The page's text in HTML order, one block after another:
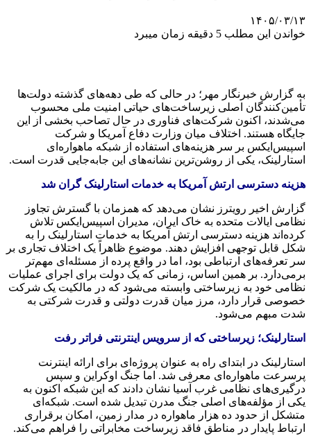
۱۴۰۵/۰۳/۱۳
خواندن این مطلب 5 دقیقه زمان میبرد
به گزارش خبرنگار مهر؛ در حالی که طی دهه‌های گذشته دولت‌ها
تأمین‌کنندگان اصلی زیرساخت‌های حیاتی امنیت ملی محسوب
می‌شدند، اکنون شرکت‌های فناوری در حال تصاحب بخشی از این
جایگاه هستند. اختلاف میان وزارت دفاع آمریکا و شرکت
اسپیس‌ایکس بر سر هزینه‌های استفاده از شبکه ماهواره‌ای
استارلینک، یکی از روشن‌ترین نشانه‌های این جابه‌جایی قدرت است.
هزینه دسترسی ارتش آمریکا به خدمات استارلینک گران شد
گزارش اخیر رویترز نشان می‌دهد که همزمان با گسترش تجاوز
نظامی ایالات متحده به خاک ایران، مدیران اسپیس‌ایکس تلاش
کرده‌اند هزینه دسترسی ارتش آمریکا به خدمات استارلینک را به
شکل قابل توجهی افزایش دهند. موضوع ظاهراً یک اختلاف تجاری بر
سر تعرفه‌های ارتباطی بود، اما در واقع پرده از مسئله‌ای مهم‌تر
برمی‌دارد. بر همین اساس، زمانی که یک دولت برای اجرای عملیات
نظامی خود به زیرساختی وابسته می‌شود که در مالکیت یک شرکت
خصوصی قرار دارد، مرز میان قدرت دولتی و قدرت شرکتی به
شدت مبهم می‌شود.
استارلینک؛ زیرساختی که از سرویس اینترنتی فراتر رفت
استارلینک در ابتدای راه به عنوان پروژه‌ای برای ارائه اینترنت
پرسرعت ماهواره‌ای معرفی شد. اما جنگ اوکراین و سپس
درگیری‌های نظامی غرب آسیا نشان دادند که این شبکه اکنون به
یکی از مؤلفه‌های اصلی جنگ مدرن تبدیل شده است. شبکه‌ای
متشکل از حدود ده هزار ماهواره در مدار زمین، امکان برقراری
ارتباط پایدار در مناطق فاقد زیرساخت مخابراتی را فراهم می‌کند.